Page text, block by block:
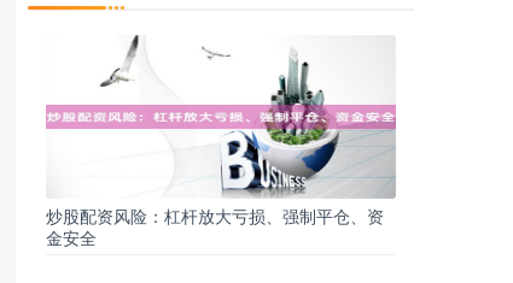
炒股配资风险：杠杆放大亏损、强制平仓、资
金安全